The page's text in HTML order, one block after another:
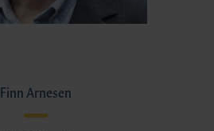
Finn Arnesen